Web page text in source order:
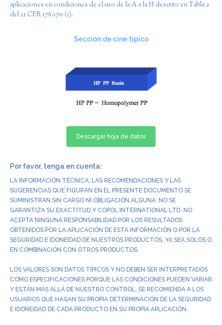
aplicaciones en condiciones de el uso de la A a la H descrito en Tabla 2
del 21 CFR 176.170 (c).
Sección de cine típico
Descargar hoja de datos
Por favor, tenga en cuenta:
LA INFORMACIÓN TÉCNICA, LAS RECOMENDACIONES Y LAS
SUGERENCIAS QUE FIGURAN EN EL PRESENTE DOCUMENTO SE
SUMINISTRAN SIN CARGO NI OBLIGACIÓN ALGUNA. NO SE
GARANTIZA SU EXACTITUD Y COPOL INTERNATIONAL LTD. NO
ACEPTA NINGUNA RESPONSABILIDAD POR LOS RESULTADOS
OBTENIDOS POR LA APLICACIÓN DE ESTA INFORMACIÓN O POR LA
SEGURIDAD E IDONEIDAD DE NUESTROS PRODUCTOS, YA SEA SOLOS O
EN COMBINACIÓN CON OTROS PRODUCTOS.
LOS VALORES SON DATOS TÍPICOS Y NO DEBEN SER INTERPRETADOS
COMO ESPECIFICACIONES PORQUE LAS CONDICIONES PUEDEN VARIAR
Y ESTÁN MÁS ALLÁ DE NUESTRO CONTROL, SE RECOMIENDA A LOS
USUARIOS QUE HAGAN SU PROPIA DETERMINACIÓN DE LA SEGURIDAD
E IDONEIDAD DE CADA PRODUCTO EN SU PROPIA APLICACIÓN.